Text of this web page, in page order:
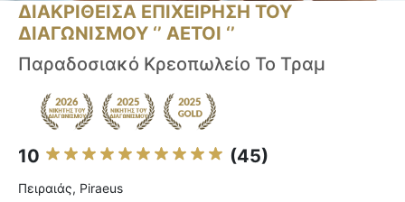
ΔΙΑΚΡΙΘΕΙΣΑ ΕΠΙΧΕΙΡΗΣΗ ΤΟΥ
ΔΙΑΓΩΝΙΣΜΟΥ ‘’ ΑΕΤΟΙ ‘’
Παραδοσιακό Κρεοπωλείο Το Τραμ
10 (45)
Πειραιάς, Piraeus